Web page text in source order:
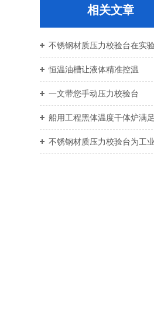
相关文章
恒温油槽让液体精准控温
一文带您手动压力校验台